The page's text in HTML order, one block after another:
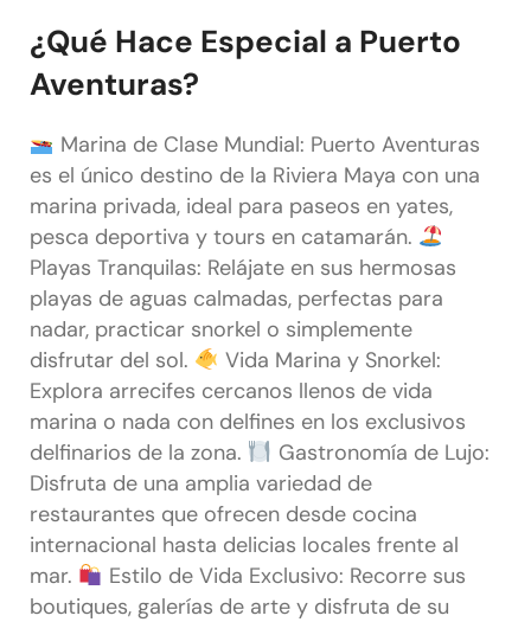
¿Qué Hace Especial a Puerto
Aventuras?
Marina de Clase Mundial: Puerto Aventuras
es el único destino de la Riviera Maya con una
marina privada, ideal para paseos en yates,
pesca deportiva y tours en catamarán.
Playas Tranquilas: Relájate en sus hermosas
playas de aguas calmadas, perfectas para
nadar, practicar snorkel o simplemente
disfrutar del sol.
Vida Marina y Snorkel:
Explora arrecifes cercanos llenos de vida
marina o nada con delfines en los exclusivos
delfinarios de la zona.
Gastronomía de Lujo:
Disfruta de una amplia variedad de
restaurantes que ofrecen desde cocina
internacional hasta delicias locales frente al
mar.
Estilo de Vida Exclusivo: Recorre sus
boutiques, galerías de arte y disfruta de su